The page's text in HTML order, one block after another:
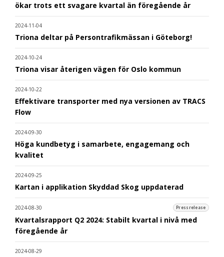
ökar trots ett svagare kvartal än föregående år
2024-11-04
Triona deltar på Persontrafikmässan i Göteborg!
2024-10-24
Triona visar återigen vägen för Oslo kommun
2024-10-22
Effektivare transporter med nya versionen av TRACS
Flow
2024-09-30
Höga kundbetyg i samarbete, engagemang och
kvalitet
2024-09-25
Kartan i applikation Skyddad Skog uppdaterad
2024-08-30 Pressrelease
Kvartalsrapport Q2 2024: Stabilt kvartal i nivå med
föregående år
2024-08-29